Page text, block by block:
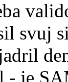
svuj
- je